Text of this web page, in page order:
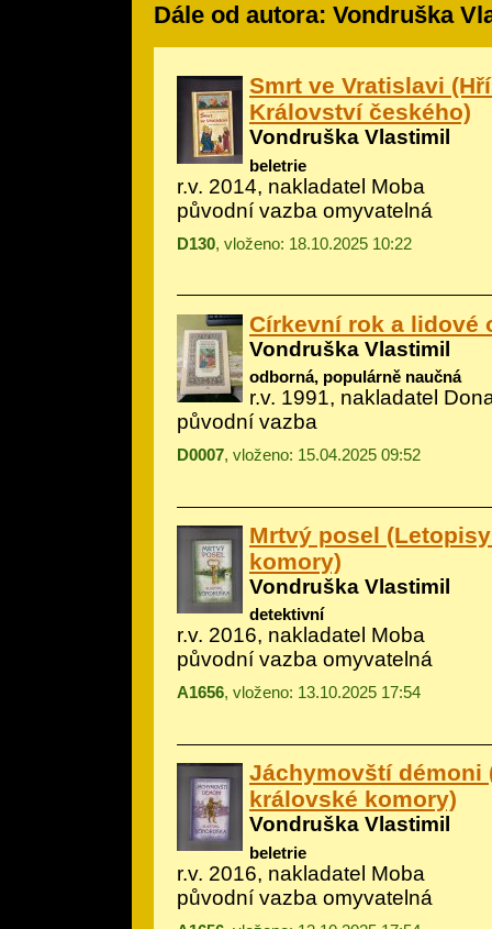
Dále od autora: Vondruška
Smrt ve Vratislavi
Království českého)
Vondruška Vlastimil
beletrie
r.v. 2014, nakladatel Moba
původní vazba omyvatelná
D130, vloženo: 18.10.2025 10:22
Církevní rok a lidové
Vondruška Vlastimil
odborná, populárně naučná
r.v. 1991, nakladatel
původní vazba
D0007, vloženo: 15.04.2025 09:52
Mrtvý posel
komory)
Vondruška Vlastimil
detektivní
r.v. 2016, nakladatel Moba
původní vazba omyvatelná
A1656, vloženo: 13.10.2025 17:54
Jáchymovští démoni
královské komory)
Vondruška Vlastimil
beletrie
r.v. 2016, nakladatel Moba
původní vazba omyvatelná